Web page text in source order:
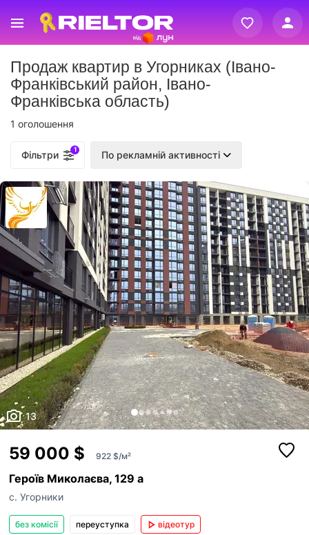
Реєстрація
Вхід
Продаж квартир в Угорниках (Івано-
Франківський район, Івано-
Франківська область)
1 оголошення
Фільтри 1 По рекламній активності
13
59 000 $ 922 $/м²
Героїв Миколаєва, 129 а
с. Угорники
без комісії переуступка відеотур